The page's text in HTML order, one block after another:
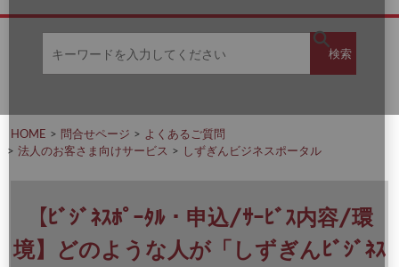
ー
ワ
入
力
く
だ
さ
い
検索
検
HOME 問合せページ
よくあるご質問
法人のお客さま向けサービス
しずぎんビジネスポータル
【ﾋﾞｼﾞﾈｽﾎﾟｰﾀﾙ・申込/ｻｰﾋﾞｽ内容/環
境】どのような人が「しずぎんﾋﾞｼﾞﾈｽ